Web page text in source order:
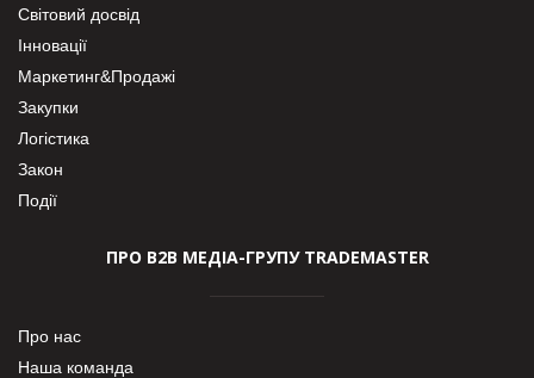
Світовий досвід
Інновації
Маркетинг&Продажі
Закупки
Логістика
Закон
Події
ПРО В2В МЕДІА-ГРУПУ TRADEMASTER
Про нас
Наша команда